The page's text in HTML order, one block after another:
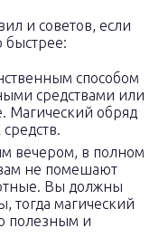
и советов, если
быстрее:
способом
средствами или
Магический обряд
вечером, в полном
не помешают
Вы должны
тогда магический
полезным и